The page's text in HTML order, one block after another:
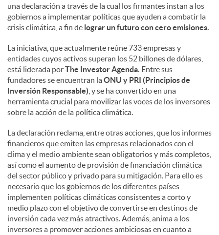
una declaración a través de la cual los firmantes instan a los
gobiernos a implementar políticas que ayuden a combatir la
crisis climática, a fin de lograr un futuro con cero emisiones.
La iniciativa, que actualmente reúne 733 empresas y
entidades cuyos activos superan los 52 billones de dólares,
está liderada porThe Investor Agenda. Entre sus
fundadores se encuentran laONU y PRI (Principios de
Inversión Responsable) , y se ha convertido en una
herramienta crucial para movilizar las voces de los inversores
sobre la acción de la política climática.
La declaración reclama, entre otras acciones, que los informes
financieros que emiten las empresas relacionados con el
clima y el medio ambiente sean obligatorios y más completos,
así como el aumento de provisión de financiación climática
del sector público y privado para su mitigación. Para ello es
necesario que los gobiernos de los diferentes países
implementen políticas climáticas consistentes a corto y
medio plazo con el objetivo de convertirse en destinos de
inversión cada vez más atractivos. Además, anima a los
inversores a promover acciones ambiciosas en cuanto a